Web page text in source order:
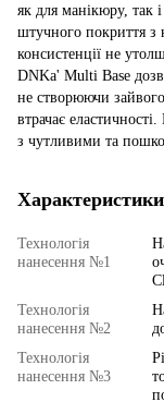
як для манікюру, так
штучного покриття з
консистенції не
DNKa' Multi Base
не створюючи
втрачає
з чутливими та
Характеристики
Технологія
нанесення №1
Технологія
нанесення №2
Технологія
нанесення №3